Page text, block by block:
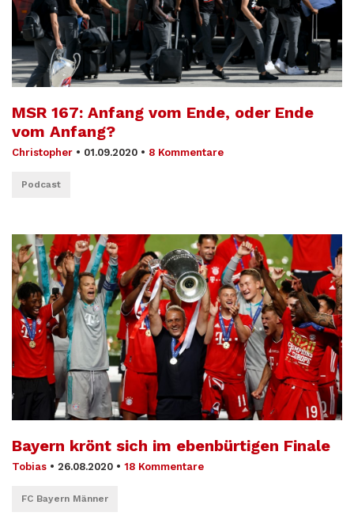
MSR 167: Anfang vom Ende, oder Ende
vom Anfang?
Christopher • 01.09.2020 • 8 Kommentare
Podcast
Bayern krönt sich im ebenbürtigen Finale
Tobias • 26.08.2020 • 18 Kommentare
FC Bayern Männer